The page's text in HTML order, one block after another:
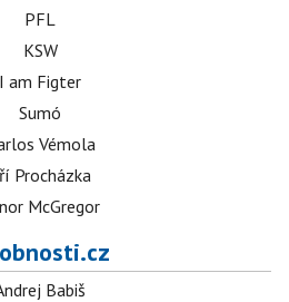
PFL
KSW
I am Figter
Sumó
Vémola
Procházka
McGregor
Babiš